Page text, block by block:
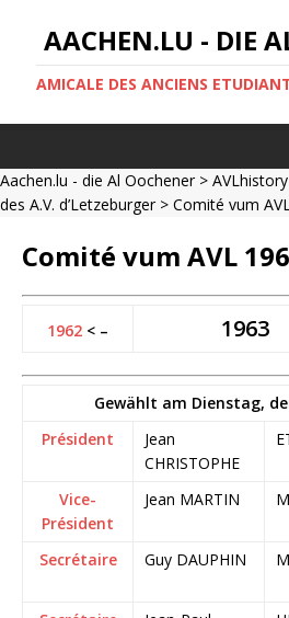
AACHEN.LU - DIE
AMICALE DES ANCIENS
Aachen.lu - die Al Oochener> AVLhistory
des A.V. d’Letzeburger> Comité vum
Comité vum AVL
1962 < – 1963
Gewählt am Dienstag,
Président
Jean
CHRISTOPHE
Vice-
Président
Jean MARTIN
Secrétaire Guy DAUPHIN